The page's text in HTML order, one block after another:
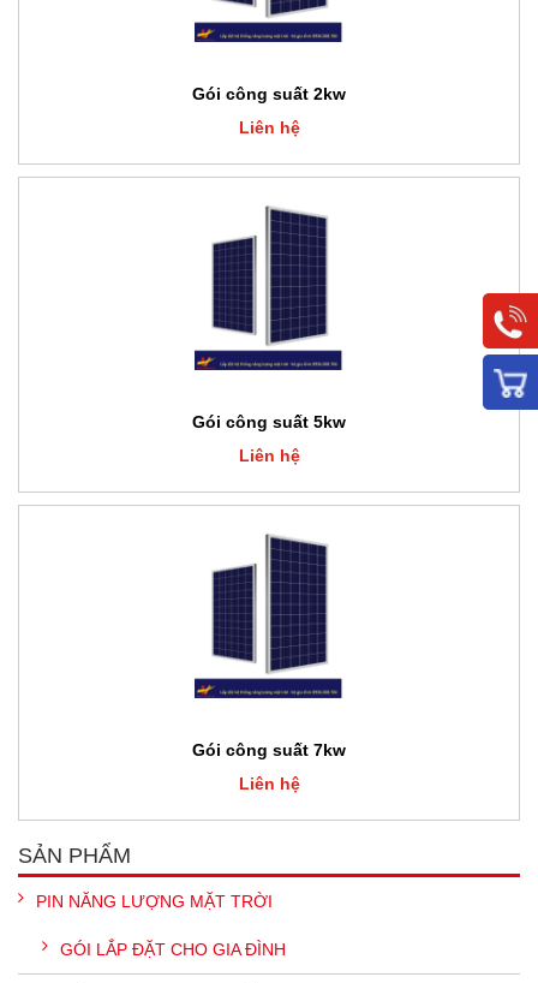
Gói công suất 2kw
Liên hệ
Gói công suất 5kw
Liên hệ
Gói công suất 7kw
Liên hệ
SẢN PHẨM
PIN NĂNG LƯỢNG MẶT TRỜI
GÓI LẮP ĐẶT CHO GIA ĐÌNH